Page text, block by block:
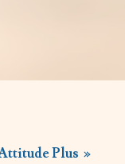
Plus »